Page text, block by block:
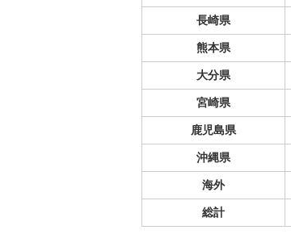
長崎県
熊本県
大分県
宮崎県
鹿児島県
沖縄県
海外
総計